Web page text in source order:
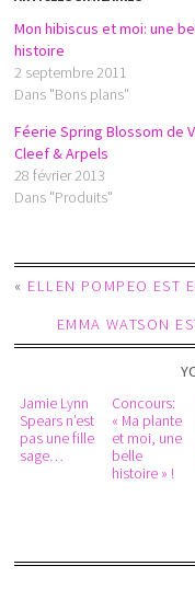
Mon hibiscus et moi: une
histoire
2 septembre 2011
Dans "Bons plans"
Féerie Spring Blossom de
Cleef & Arpels
28 février 2013
Dans "Produits"
« ELLEN POMPEO EST
EMMA WATSON
Jamie Lynn
Spears n’est
pas une fille
sage…
Concours:
« Ma plante
et moi, une
belle
histoire » !